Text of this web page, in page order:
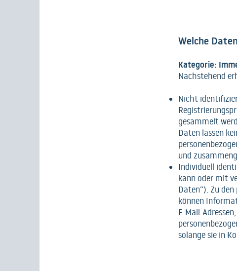
Welche
Kategorie:
Nachstehend
Nicht
gesammelt
Daten lassen
und
Individuell
kann oder mit
Daten“). Zu
können
E-Mail-
solange sie in